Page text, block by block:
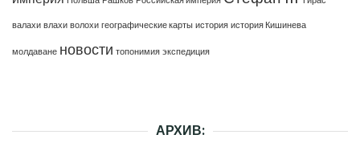
валахи влахи волохи географические карты история история Кишинева
молдаване новости топонимия экспедиция
АРХИВ: